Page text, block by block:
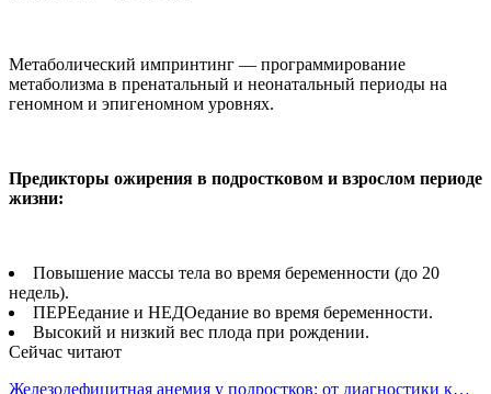
Метаболический импринтинг — программирование
метаболизма в пренатальный и неонатальный периоды на
геномном и эпигеномном уровнях.
Предикторы ожирения в подростковом и взрослом периоде
жизни:
Повышение массы тела во время беременности (до 20
недель).
ПЕРЕедание и НЕДОедание во время беременности.
Высокий и низкий вес плода при рождении.
Сейчас читают
Железодефицитная анемия у подростков: от диагностики к…